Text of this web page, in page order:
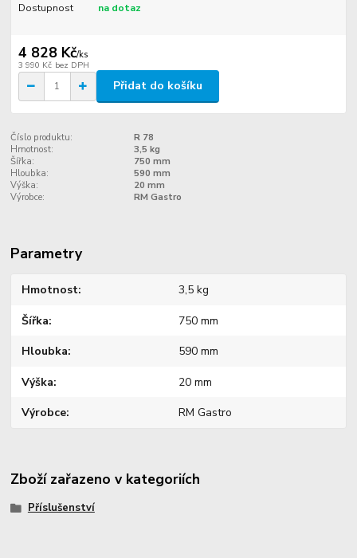
Dostupnost na dotaz
4 828 Kč/ks
3 990 Kč bez DPH
Přidat do košíku
Číslo produktu:
R 78
Hmotnost:
3,5 kg
Šířka:
750 mm
Hloubka:
590 mm
Výška:
20 mm
Výrobce:
RM Gastro
Parametry
Hmotnost 3,5 kg
Šířka 750 mm
Hloubka 590 mm
Výška 20 mm
Výrobce RM Gastro
Zboží zařazeno v kategoriích
Příslušenství